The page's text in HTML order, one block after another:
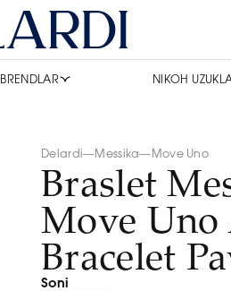
BRENDLAR NIKOH
Delardi—Messika— Move Uno
Braslet
Move Uno
Bracelet
Soni